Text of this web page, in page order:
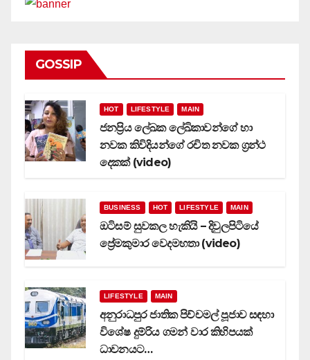
GOSSIP
HOT LIFESTYLE MAIN
ජනප්‍රිය ලේඛක ලේඛිකාවන්ගේ හා
නවක කිවිදියන්ගේ රචිත නවක ග්‍රන්ථ
දෙකක් (video)
BUSINESS HOT LIFESTYLE MAIN
ඔටිසම් සුවකල හැකියි – දිවුලපිටියේ
ප්‍රේමකුමාර වෙදමහතා (video)
LIFESTYLE MAIN
අනුරාධපුර ජාතික පිච්චමල් පූජාව සඳහා
විශේෂ දුම්රිය ගමන් වාර කිහිපයක්
ධාවනයට…